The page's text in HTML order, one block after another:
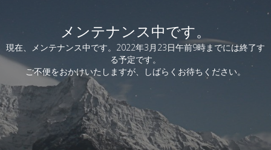
メンテナンス中です。
現在、メンテナンス中です。2022年3月23日午前9時までには終了す
る予定です。
ご不便をおかけいたしますが、しばらくお待ちください。